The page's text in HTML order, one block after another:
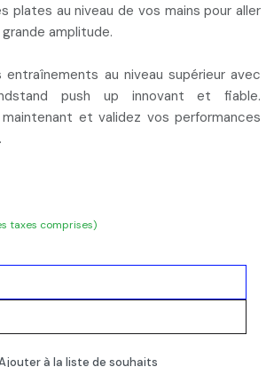
plates au niveau de vos mains pour aller
amplitude.
entraînements au niveau supérieur avec
push up innovant et fiable.
et validez vos performances
à la liste de souhaits
taxes comprises)